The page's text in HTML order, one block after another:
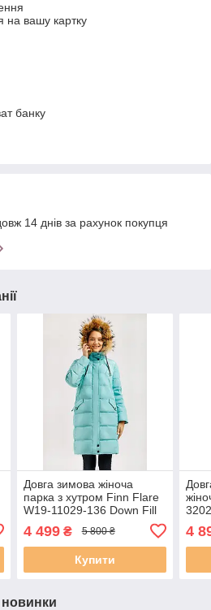
на вашу картку
банку
14 днів за рахунок покупця
Довга зимова жіноча
парка з хутром Finn Flare
W19-11029-136 Down Fill
4 499₴ 5 800 ₴
Купити
4
новинки